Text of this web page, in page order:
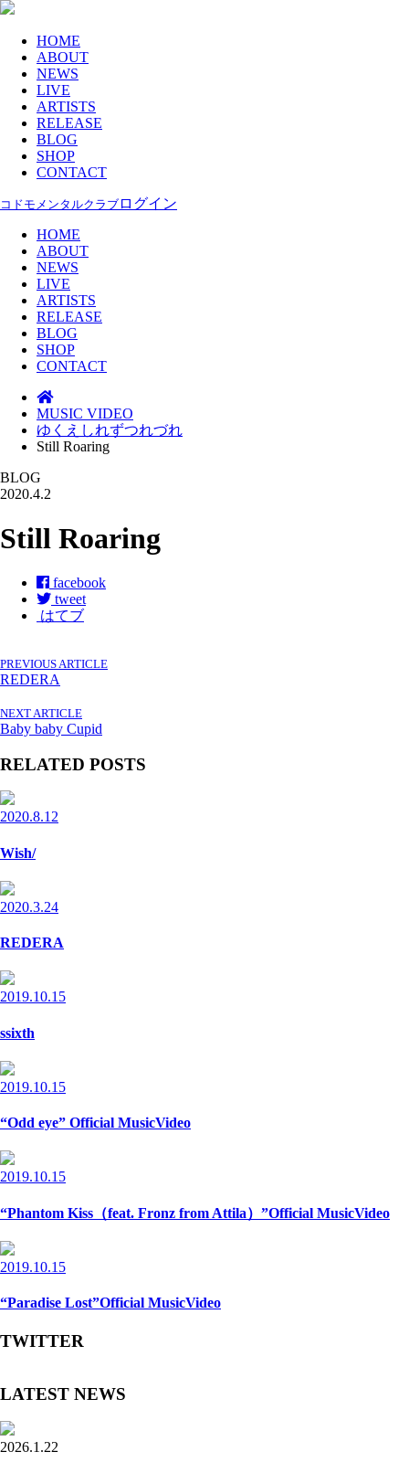
HOME
ABOUT
NEWS
LIVE
ARTISTS
RELEASE
BLOG
SHOP
CONTACT
コドモメンタルクラブ ログイン
HOME
ABOUT
NEWS
LIVE
ARTISTS
RELEASE
BLOG
SHOP
CONTACT
MUSIC VIDEO
ゆくえしれずつれづれ
Still Roaring
BLOG
2020.4.2
Still Roaring
facebook
tweet
はてブ
PREVIOUS ARTICLE
REDERA
NEXT ARTICLE
Baby baby Cupid
RELATED POSTS
2020.8.12
Wish/
2020.3.24
REDERA
2019.10.15
ssixth
2019.10.15
“Odd eye” Official MusicVideo
2019.10.15
“Phantom Kiss（feat. Fronz from Attila）”Official MusicVideo
2019.10.15
“Paradise Lost”Official MusicVideo
TWITTER
LATEST NEWS
2026.1.22